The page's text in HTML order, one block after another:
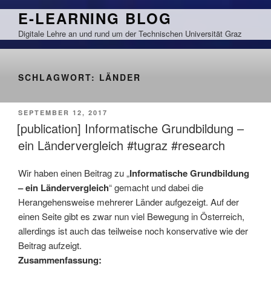
Zum
springen
E-LEARNING BLOG
Digitale Lehre an und rund um der Technischen Universität Graz
SCHLAGWORT: LÄNDER
VERÖFFENTLICHT
AM
SEPTEMBER 12, 2017
[publication] Informatische Grundbildung –
ein Ländervergleich #tugraz #research
Wir haben einen Beitrag zu „Informatische Grundbildung
– ein Ländervergleich“ gemacht und dabei die
Herangehensweise mehrerer Länder aufgezeigt. Auf der
einen Seite gibt es zwar nun viel Bewegung in Österreich,
allerdings ist auch das teilweise noch konservative wie der
Beitrag aufzeigt.
Zusammenfassung: